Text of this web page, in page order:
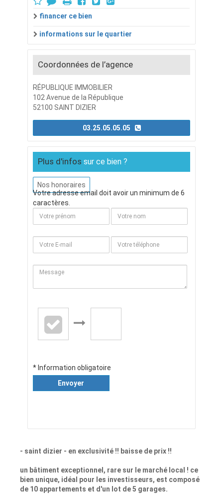
financer ce bien
informations sur le quartier
Coordonnées de l’agence
RÉPUBLIQUE IMMOBILIER
102 Avenue de la République
52100 SAINT DIZIER
Plus d'infos sur ce bien ?
Nos honoraires
Votre adresse email doit avoir un minimum de 6
caractères.
* Information obligatoire
Envoyer
- saint dizier - en exclusivité !! baisse de prix !!
un bâtiment exceptionnel, rare sur le marché local ! ce
bien unique, idéal pour les investisseurs, est composé
de 10 appartements et d'un lot de 5 garages.